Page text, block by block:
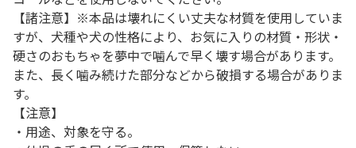
【諸注意】※本品は壊れにくい丈夫な材質を使用していま
すが、犬種や犬の性格により、お気に入りの材質・形状・
硬さのおもちゃを夢中で噛んで早く壊す場合があります。
また、長く噛み続けた部分などから破損する場合がありま
す。
【注意】
・用途、対象を守る。